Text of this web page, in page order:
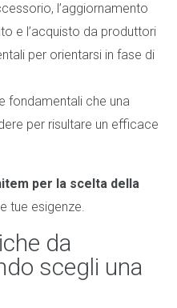
l’aggiornamento
e l’acquisto da produttori
per orientarsi in fase di
fondamentali che una
per risultare un efficace
per la scelta della
tue esigenze.
da
scegli una